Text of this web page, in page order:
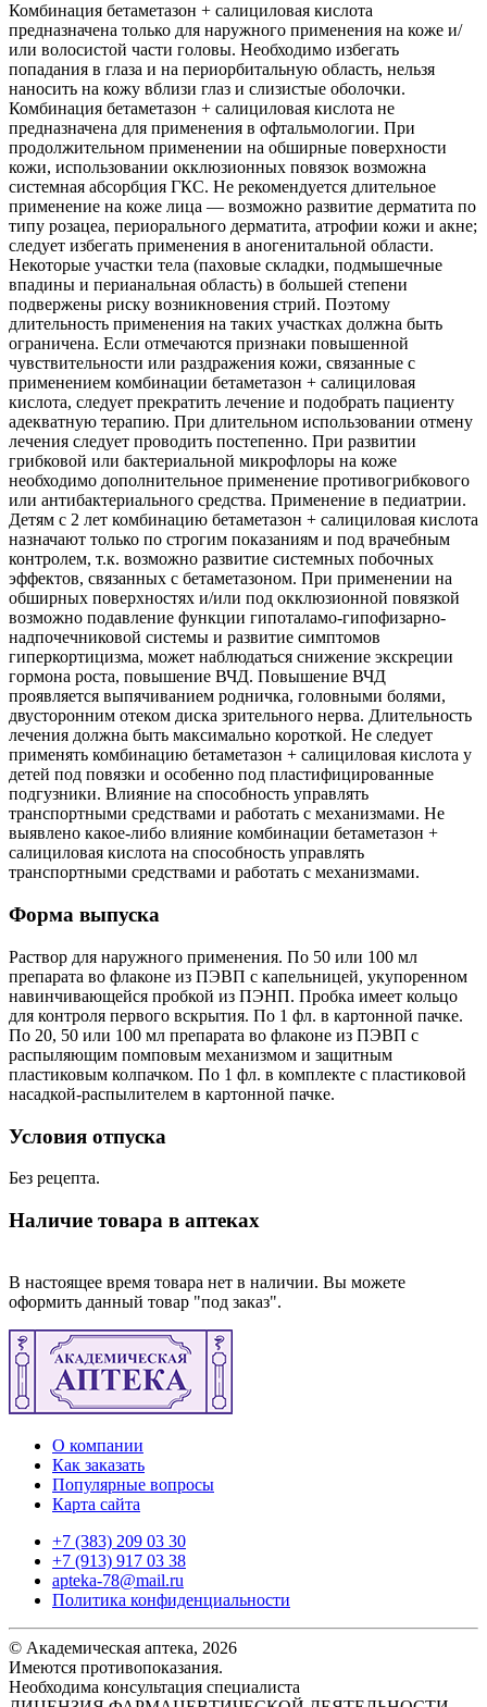
Комбинация бетаметазон + салициловая кислота
предназначена только для наружного применения на коже и/
или волосистой части головы. Необходимо избегать
попадания в глаза и на периорбитальную область, нельзя
наносить на кожу вблизи глаз и слизистые оболочки.
Комбинация бетаметазон + салициловая кислота не
предназначена для применения в офтальмологии. При
продолжительном применении на обширные поверхности
кожи, использовании окклюзионных повязок возможна
системная абсорбция ГКС. Не рекомендуется длительное
применение на коже лица — возможно развитие дерматита по
типу розацеа, периорального дерматита, атрофии кожи и акне;
следует избегать применения в аногенитальной области.
Некоторые участки тела (паховые складки, подмышечные
впадины и перианальная область) в большей степени
подвержены риску возникновения стрий. Поэтому
длительность применения на таких участках должна быть
ограничена. Если отмечаются признаки повышенной
чувствительности или раздражения кожи, связанные с
применением комбинации бетаметазон + салициловая
кислота, следует прекратить лечение и подобрать пациенту
адекватную терапию. При длительном использовании отмену
лечения следует проводить постепенно. При развитии
грибковой или бактериальной микрофлоры на коже
необходимо дополнительное применение противогрибкового
или антибактериального средства. Применение в педиатрии.
Детям с 2 лет комбинацию бетаметазон + салициловая кислота
назначают только по строгим показаниям и под врачебным
контролем, т.к. возможно развитие системных побочных
эффектов, связанных с бетаметазоном. При применении на
обширных поверхностях и/или под окклюзионной повязкой
возможно подавление функции гипоталамо-гипофизарно-
надпочечниковой системы и развитие симптомов
гиперкортицизма, может наблюдаться снижение экскреции
гормона роста, повышение ВЧД. Повышение ВЧД
проявляется выпячиванием родничка, головными болями,
двусторонним отеком диска зрительного нерва. Длительность
лечения должна быть максимально короткой. Не следует
применять комбинацию бетаметазон + салициловая кислота у
детей под повязки и особенно под пластифицированные
подгузники. Влияние на способность управлять
транспортными средствами и работать с механизмами. Не
выявлено какое-либо влияние комбинации бетаметазон +
салициловая кислота на способность управлять
транспортными средствами и работать с механизмами.
Форма выпуска
Раствор для наружного применения. По 50 или 100 мл
препарата во флаконе из ПЭВП с капельницей, укупоренном
навинчивающейся пробкой из ПЭНП. Пробка имеет кольцо
для контроля первого вскрытия. По 1 фл. в картонной пачке.
По 20, 50 или 100 мл препарата во флаконе из ПЭВП с
распыляющим помповым механизмом и защитным
пластиковым колпачком. По 1 фл. в комплекте с пластиковой
насадкой-распылителем в картонной пачке.
Условия отпуска
Без рецепта.
Наличие товара в аптеках
В настоящее время товара нет в наличии. Вы можете
оформить данный товар "под заказ".
О компании
Как заказать
Популярные вопросы
Карта сайта
+7 (383) 209 03 30
+7 (913) 917 03 38
apteka-78@mail.ru
Политика конфиденциальности
© Академическая аптека, 2026
Имеются противопоказания.
Необходима консультация специалиста